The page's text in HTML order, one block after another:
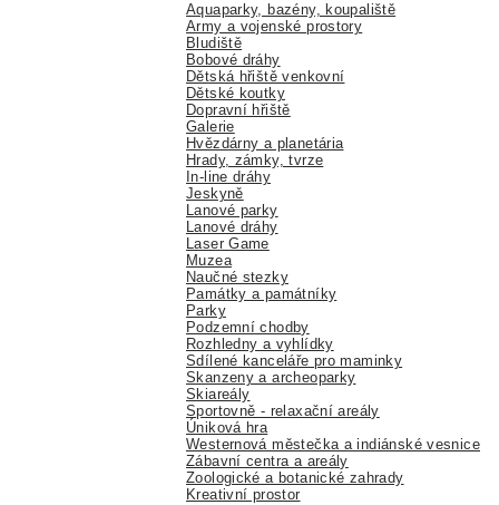
Aquaparky, bazény, koupaliště
Army a vojenské prostory
Bludiště
Bobové dráhy
Dětská hřiště venkovní
Dětské koutky
Dopravní hřiště
Galerie
Hvězdárny a planetária
Hrady, zámky, tvrze
In-line dráhy
Jeskyně
Lanové parky
Lanové dráhy
Laser Game
Muzea
Naučné stezky
Památky a památníky
Parky
Podzemní chodby
Rozhledny a vyhlídky
Sdílené kanceláře pro maminky
Skanzeny a archeoparky
Skiareály
Sportovně - relaxační areály
Úniková hra
Westernová městečka a indiánské vesnice
Zábavní centra a areály
Zoologické a botanické zahrady
Kreativní prostor